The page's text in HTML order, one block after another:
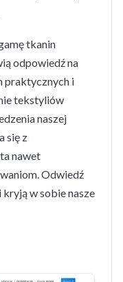
tkanin
odpowiedź na
praktycznych i
tekstyliów
naszej
się z
nawet
Odwiedź
kryją w sobie nasze